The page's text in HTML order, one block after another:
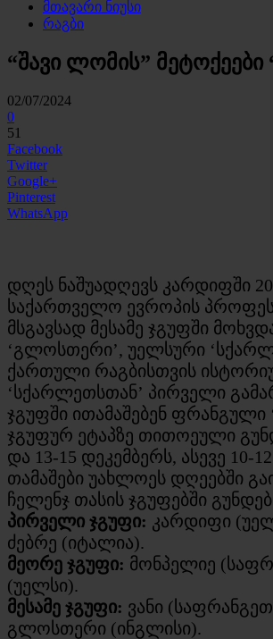
მთავარი ნიუსი
რაგბი
“შავი ლომის” მეტოქეები
02/07/2024
0
51
Facebook
Twitter
Google+
Pinterest
WhatsApp
დღეს ნაშუადღევს კარდიფში
საქართველო ევროპის
მსგავსად მესამე ჯგუფში
‘გლოსთერი’, უელსური
ქართული რაგბისთვის
‘სქარლეთსთან’ პირველი
ჯგუფში ითამაშებენ ფრანგული
ჯგუფურ ეტაპზე თითოეული
და 13-15 დეკემბერს, ასევე 10-
თამაშები უახლოეს დღეებში
ჩელენჯ თასის ჯგუფებში
პირველი ჯგუფი: კარდიფი
ძებრე (იტალია).
მეორე ჯგუფი: მონპელიე
(უელსი).
მესამე ჯგუფი: ვანი
გლოსთერი (ინგლისი).